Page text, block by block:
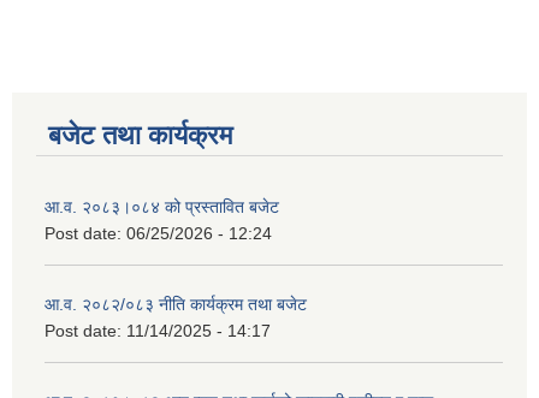
बजेट तथा कार्यक्रम
आ.व. २०८३।०८४ को प्रस्तावित बजेट
Post date: 06/25/2026 - 12:24
आ.व. २०८२/०८३ नीति कार्यक्रम तथा बजेट
Post date: 11/14/2025 - 14:17